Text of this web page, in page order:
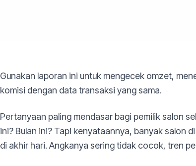
Gunakan laporan ini untuk mengecek omzet,
komisi dengan data transaksi yang sama.
Pertanyaan paling mendasar bagi pemilik salon
ini? Bulan ini? Tapi kenyataannya, banyak salon
di akhir hari. Angkanya sering tidak cocok, tren